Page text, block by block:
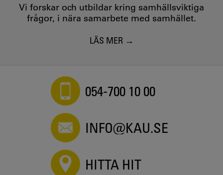
Vi forskar och utbildar kring samhällsviktiga
frågor, i nära samarbete med samhället.
LÄS MER
054-700 10 00
INFO@KAU.SE
HITTA HIT